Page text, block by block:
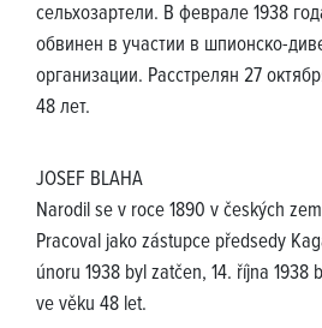
сельхозартели. В феврале 1938
обвинен в участии в шпионско-
организации. Расстрелян 27
48 лет.
JOSEF BLAHA
Narodil se v roce 1890 v českých
Pracoval jako zástupce předsedy
únoru 1938 byl zatčen, 14. října 1938
ve věku 48 let.